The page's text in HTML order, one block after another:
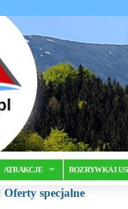
ATRAKCJE ROZRYWKA I
Oferty specjalne